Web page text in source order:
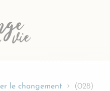
le changement
(028)